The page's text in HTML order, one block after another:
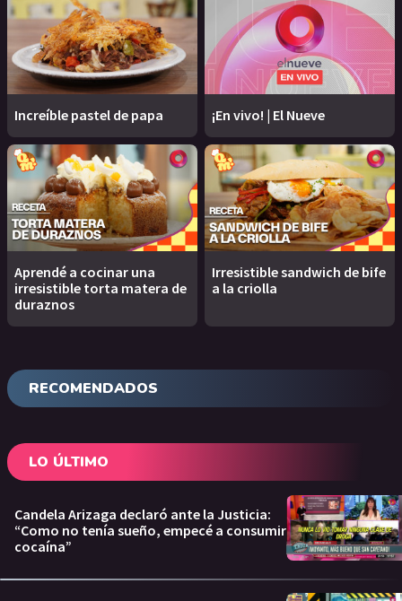
Increíble pastel de papa ¡En vivo! | El Nueve
Aprendé a cocinar una
irresistible torta matera de
duraznos
Irresistible sandwich de bife
a la criolla
RECOMENDADOS
LO ÚLTIMO
Candela Arizaga declaró ante la Justicia:
“Como no tenía sueño, empecé a consumir
cocaína”